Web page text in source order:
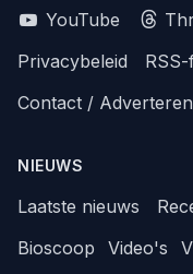
YouTube
Privacybeleid
Contact / Adverteren
NIEUWS
Laatste nieuws
Bioscoop
Video's